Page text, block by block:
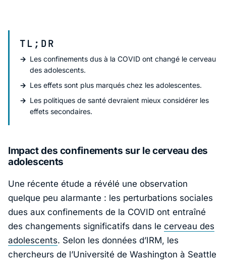
TL;DR
Les confinements dus à la COVID ont changé le cerveau
des adolescents.
Les effets sont plus marqués chez les adolescentes.
Les politiques de santé devraient mieux considérer les
effets secondaires.
Impact des confinements sur le cerveau des
adolescents
Une récente étude a révélé une observation
quelque peu alarmante : les perturbations sociales
dues aux confinements de la COVID ont entraîné
des changements significatifs dans le cerveau des
adolescents. Selon les données d’IRM, les
chercheurs de l’Université de Washington à Seattle